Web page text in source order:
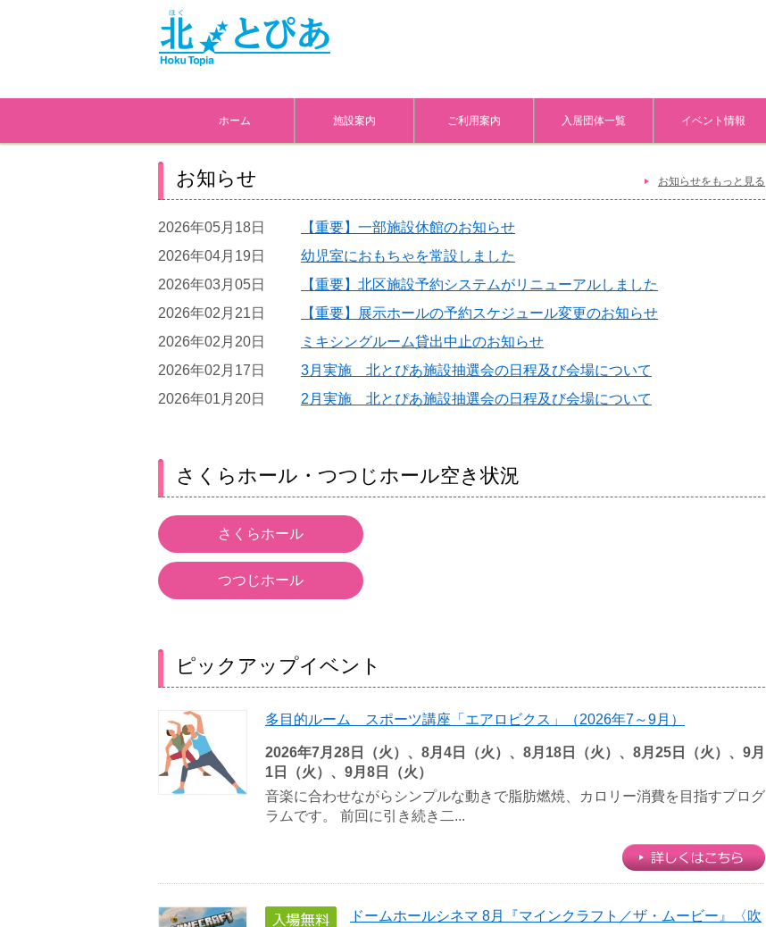
ホーム 施設案内 ご利用案内 入居団体一覧 イベント情報
お知らせ
2026年05月18日
【重要】一部施設休館のお知らせ
2026年04月19日
幼児室におもちゃを常設しました
2026年03月05日
【重要】北区施設予約システムがリニューアルしました
2026年02月21日
【重要】展示ホールの予約スケジュール変更のお知らせ
2026年02月20日
ミキシングルーム貸出中止のお知らせ
2026年02月17日
3月実施 北とぴあ施設抽選会の日程及び会場について
2026年01月20日
2月実施 北とぴあ施設抽選会の日程及び会場について
お知らせをもっと見る
さくらホール・つつじホール空き状況
さくらホール
つつじホール
ピックアップイベント
多目的ルーム スポーツ講座「エアロビクス」（2026年7～9月）
2026年7月28日（火）、8月4日（火）、8月18日（火）、8月25日（火）、9月
1日（火）、9月8日（火）
音楽に合わせながらシンプルな動きで脂肪燃焼、カロリー消費を目指すプログ
ラムです。 前回に引き続き二...
ドームホールシネマ 8月『マインクラフト／ザ・ムービー』〈吹